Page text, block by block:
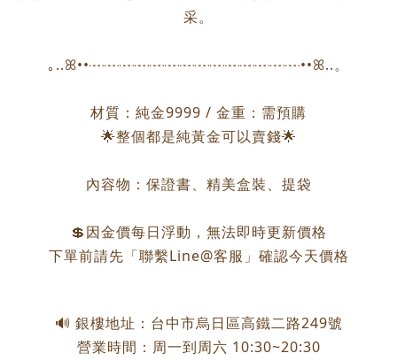
采。
｡..ꕤ••┈┈┈┈┈┈┈┈┈┈┈┈┈┈••ꕤ..。
材質：純金9999 / 金重：需預購
🌟整個都是純黃金可以賣錢🌟
內容物：保證書、精美盒裝、提袋
💲因金價每日浮動，無法即時更新價格
下單前請先「聯繫Line@客服」確認今天價格
🔊 銀樓地址：台中市烏日區高鐵二路249號
營業時間：周一到周六 10:30~20:30